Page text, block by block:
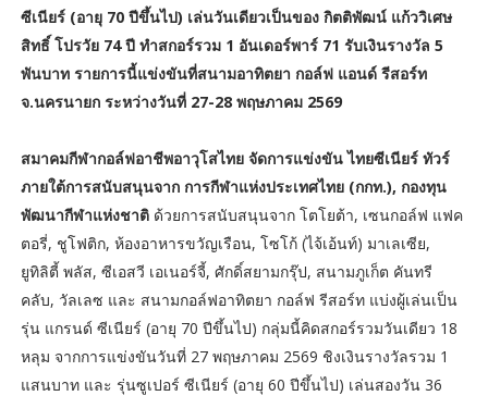
ซีเนียร์ (อายุ 70 ปีขึ้นไป) เล่นวันเดียวเป็นของ กิตติพัฒน์ แก้ววิเศษ
สิทธิ์ โปรวัย 74 ปี ทำสกอร์รวม 1 อันเดอร์พาร์ 71 รับเงินรางวัล 5
พันบาท รายการนี้แข่งขันที่สนามอาทิตยา กอล์ฟ แอนด์ รีสอร์ท
จ.นครนายก ระหว่างวันที่ 27-28 พฤษภาคม 2569
สมาคมกีฬากอล์ฟอาชีพอาวุโสไทย จัดการแข่งขัน ไทยซีเนียร์ ทัวร์
ภายใต้การสนับสนุนจาก การกีฬาแห่งประเทศไทย (กกท.), กองทุน
พัฒนากีฬาแห่งชาติด้วยการสนับสนุนจาก โตโยต้า, เซนกอล์ฟ แฟค
ตอรี่, ชูโฟติก, ห้องอาหารขวัญเรือน, โซโก้ (ไจ้เอ้นท์) มาเลเซีย,
ยูทิลิตี้ พลัส, ซีเอสวี เอเนอร์จี้, ศักดิ์สยามกรุ๊ป, สนามภูเก็ต คันทรี
คลับ, วัลเลซ และ สนามกอล์ฟอาทิตยา กอล์ฟ รีสอร์ท แบ่งผู้เล่นเป็น
รุ่น แกรนด์ ซีเนียร์ (อายุ 70 ปีขึ้นไป) กลุ่มนี้คิดสกอร์รวมวันเดียว 18
หลุม จากการแข่งขันวันที่ 27 พฤษภาคม 2569 ชิงเงินรางวัลรวม 1
แสนบาท และ รุ่นซูเปอร์ ซีเนียร์ (อายุ 60 ปีขึ้นไป) เล่นสองวัน 36